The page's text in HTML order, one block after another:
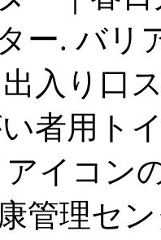
ー. バリ
入り口
者用ト
アイコン
管理セ